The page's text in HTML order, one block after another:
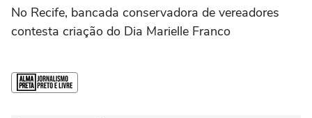
No Recife, bancada conservadora de vereadores
contesta criação do Dia Marielle Franco